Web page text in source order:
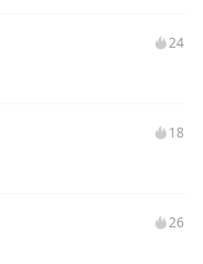
24
18
26